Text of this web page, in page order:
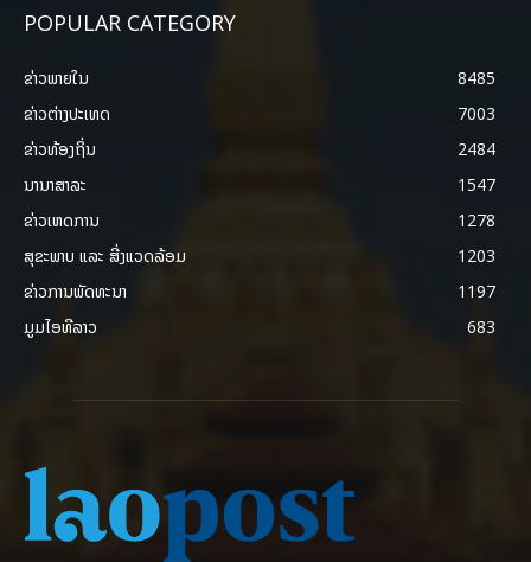
POPULAR CATEGORY
ຂ່າວພາຍ​ໃນ
8485
ຂ່າວຕ່າງປະເທດ
7003
ຂ່າວທ້ອງຖິ່ນ
2484
ນານາສາລະ
1547
ຂ່າວເຫດການ
1278
ສຸຂະພາບ ແລະ ສີ່ງແວດລ້ອມ
1203
ຂ່າວການພັດທະນາ
1197
ມູມໄອທີລາວ
683